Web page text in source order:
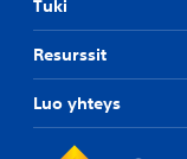
Tuki
Resurssit
Luo yhteys